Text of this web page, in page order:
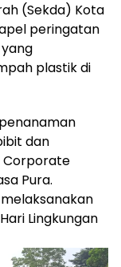
(Sekda) Kota
peringatan
yang
plastik di
dan
Corporate
Pura.
Lingkungan